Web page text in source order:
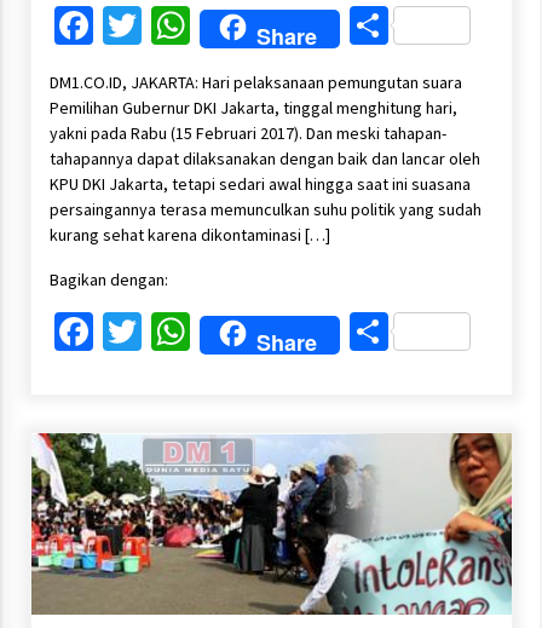
Facebook
Twitter
WhatsApp
Share Share
DM1.CO.ID, JAKARTA: Hari pelaksanaan pemungutan suara
Pemilihan Gubernur DKI Jakarta, tinggal menghitung hari,
yakni pada Rabu (15 Februari 2017). Dan meski tahapan-
tahapannya dapat dilaksanakan dengan baik dan lancar oleh
KPU DKI Jakarta, tetapi sedari awal hingga saat ini suasana
persaingannya terasa memunculkan suhu politik yang sudah
kurang sehat karena dikontaminasi […]
Bagikan dengan:
Facebook
Twitter
WhatsApp
Share Share